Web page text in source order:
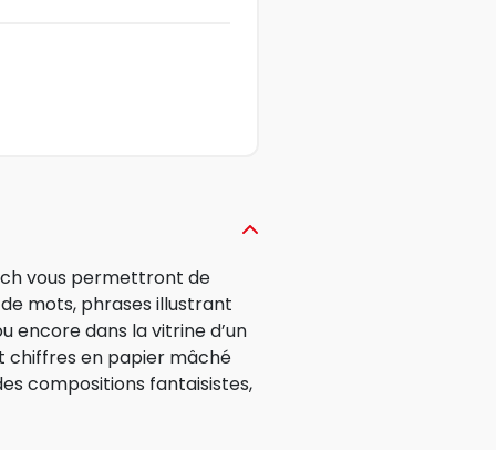
vous permettront de
mots, phrases illustrant
encore dans la vitrine d’un
chiffres en papier mâché
compositions fantaisistes,